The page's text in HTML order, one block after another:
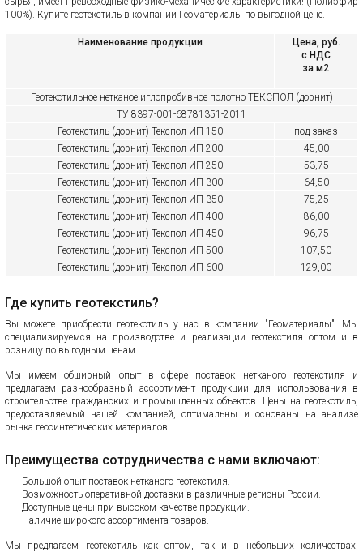
100%). Купите геотекстиль в компании Геоматериалы по выгодной цене.
Наименование продукции
Цена, руб.
с НДС
за м2
Геотекстильное нетканое иглопробивное полотно ТЕКСПОЛ (дорнит)
ТУ 8397-001-68781351-2011
Геотекстиль (дорнит) Текспол ИП-150
под заказ
Геотекстиль (дорнит) Текспол ИП-200
45,00
Геотекстиль (дорнит) Текспол ИП-250
53,75
Геотекстиль (дорнит) Текспол ИП-300
64,50
Геотекстиль (дорнит) Текспол ИП-350
75,25
Геотекстиль (дорнит) Текспол ИП-400
86,00
Геотекстиль (дорнит) Текспол ИП-450
96,75
Геотекстиль (дорнит) Текспол ИП-500
107,50
Геотекстиль (дорнит) Текспол ИП-600 129,00
Где купить геотекстиль?
Вы можете приобрести геотекстиль у нас в компании "Геоматериалы". Мы
специализируемся на производстве и реализации геотекстиля оптом и в
розницу по выгодным ценам.
Мы имеем обширный опыт в сфере поставок нетканого геотекстиля и
предлагаем разнообразный ассортимент продукции для использования в
строительстве гражданских и промышленных объектов. Цены на геотекстиль,
предоставляемый нашей компанией, оптимальны и основаны на анализе
рынка геосинтетических материалов.
Преимущества сотрудничества с нами включают:
Большой опыт поставок нетканого геотекстиля.
Возможность оперативной доставки в различные регионы России.
Доступные цены при высоком качестве продукции.
Наличие широкого ассортимента товаров.
Мы предлагаем геотекстиль как оптом, так и в небольших количествах,